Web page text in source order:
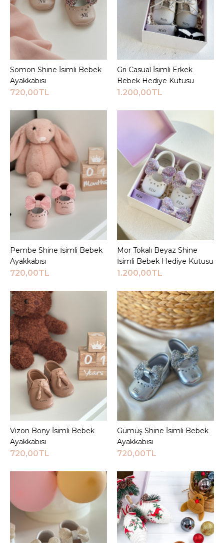
Sepete Ekle
Somon Shine İsimli Bebek
Ayakkabısı
720,00TL
Sepete Ekle
Gri Casual İsimli Erkek
Bebek Hediye Kutusu
1.200,00TL
Sepete Ekle
Pembe Shine İsimli Bebek
Ayakkabısı
720,00TL
Sepete Ekle
Mor Tokalı Beyaz Shine
İsimli Bebek Hediye Kutusu
1.200,00TL
Sepete Ekle
Vizon Bony İsimli Bebek
Ayakkabısı
720,00TL
Sepete Ekle
Gümüş Shine İsimli Bebek
Ayakkabısı
720,00TL